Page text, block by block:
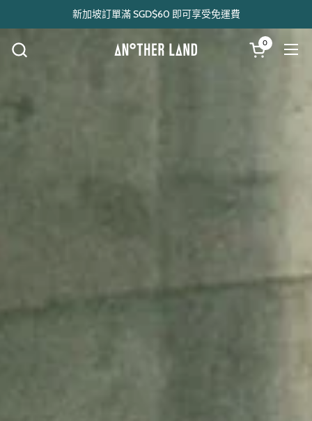
新加坡訂單滿 SGD$60 即可享受免運費
開啟購物車
0
開